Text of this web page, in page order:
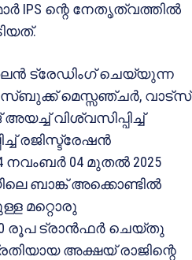
IPS ന്റെ നേതൃത്വത്തിൽ
ട്രേഡിംഗ് ചെയ്യുന്ന
ഫേസ്ബുക്ക് മെസ്സഞ്ചർ, വാട്സ്
വിശ്വസിപ്പിച്ച്
രജിസ്ട്രേഷൻ
നവംബർ 04 മുതൽ 2025
ബാങ്ക് അക്കൊണ്ടിൽ
മറ്റൊരു
രൂപ ട്രാൻഫർ ചെയ്തു
അക്ഷയ് രാജിന്റെ